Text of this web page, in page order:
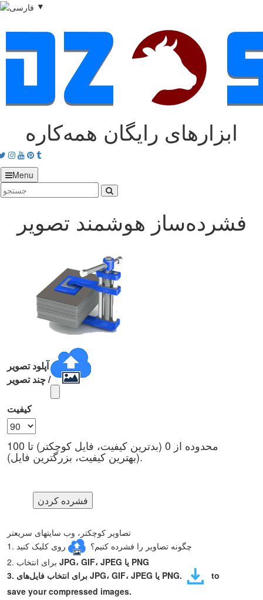
▼
ابزارهای رایگان همه‌کاره
Twitter
Instagram
Youtube
Pinterest
tumblr
Menu
فشرده‌ساز هوشمند تصویر
آپلود تصویر
/ چند تصویر
کیفیت
محدوده از 0 (بدترین کیفیت، فایل کوچکتر) تا 100
(بهترین کیفیت، بزرگترین فایل).
فشرده کردن
تصاویر کوچکتر، وب سایتهای سریعتر
1. چگونه تصاویر را فشرده کنیم؟
روی کلیک کنید
JPG، GIF، JPEG یا PNG
JPG، GIF، JPEG یا PNG.
to
save your compressed images.